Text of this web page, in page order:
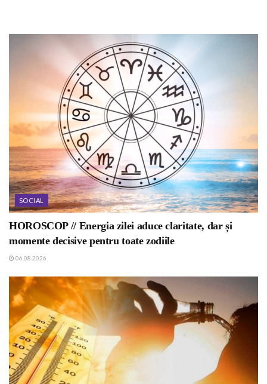
SOCIAL
HOROSCOP // Energia zilei aduce claritate, dar și
momente decisive pentru toate zodiile
06.08.2026